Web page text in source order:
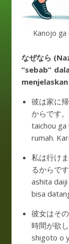
Kanojo ga
なぜなら
“sebab”
彼は家に
からです
taichou ga
rumah.
私は行け
るからで
ashita
bisa
彼女はそ
時間が欲
shigoto o